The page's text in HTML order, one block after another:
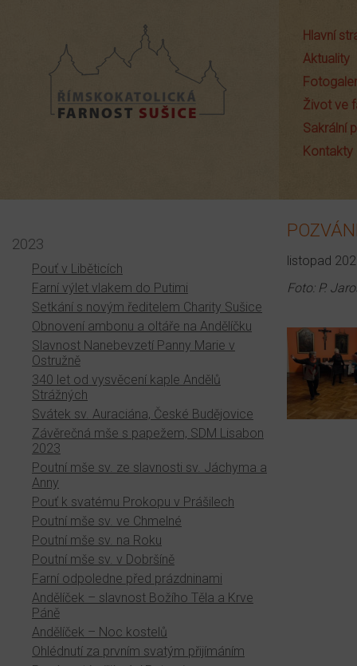
Hlavní
Aktuality
Život ve
Sakrální
Kontakty
listopad
Foto: P.
2023
Pouť v Liběticích
Farní výlet vlakem do Putimi
Setkání s novým ředitelem Charity Sušice
Obnovení ambonu a oltáře na Andělíčku
Slavnost Nanebevzetí Panny Marie v
Ostružně
340 let od vysvěcení kaple Andělů
Strážných
Svátek sv. Auraciána, České Budějovice
Závěrečná mše s papežem, SDM Lisabon
2023
Poutní mše sv. ze slavnosti sv. Jáchyma a
Anny
Pouť k svatému Prokopu v Prášilech
Poutní mše sv. ve Chmelné
Poutní mše sv. na Roku
Poutní mše sv. v Dobršíně
Farní odpoledne před prázdninami
Andělíček – slavnost Božího Těla a Krve
Páně
Andělíček – Noc kostelů
Ohlédnutí za prvním svatým přijímáním